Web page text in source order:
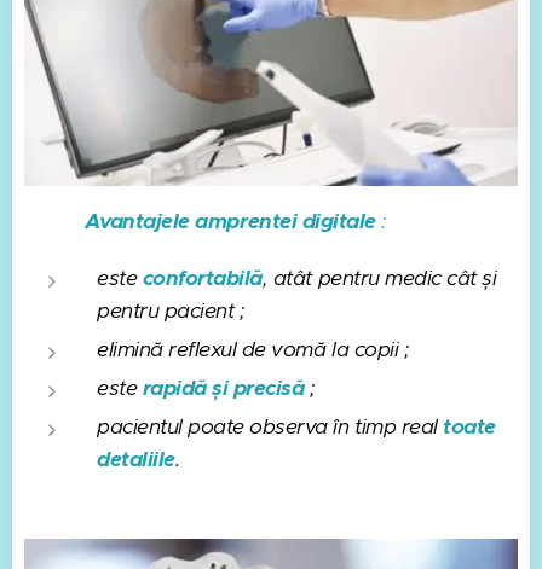
Avantajele amprentei digitale:
este confortabilă, atât pentru medic cât și
pentru pacient;
elimină reflexul de vomă la copii ;
esterapidă și precisă;
pacientul poate observa în timp real toate
detaliile.